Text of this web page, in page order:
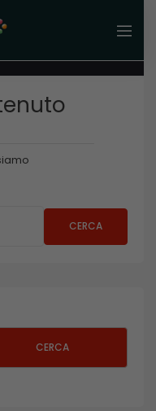
CERCA
CERCA